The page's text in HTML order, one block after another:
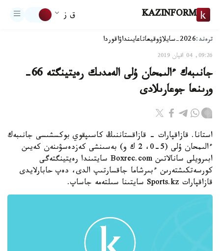
KAZINFORM ق ز
ترەند:2026-سايلاۋ وقيعاتاعايىنداۋاقوردا
09:26, 04 اقپان 2019
جانىبەك ءالىمحان ۇلى الەمدىك رەيتينگتە 66-
ورىنعا جوعارىلادى
استانا. قازاقپارات - قازاقستاننىڭ كاسىپقوي بوكسشىسى جانىبەك
ءالىمحان ۇلى (5-0، 2 ك و) بەسىنشى كەزدەسۋىنەن كەيىن
ابىرويلى سانالاتىن Boxrec.com سايتىندا رەيتينگتەگى
كورسەتكىشتەرىن ءبىرشاما جاقسارتىپ الدى، دەپ حابارلايدى
قازاقپارات Sports.kz سايتىنا سىلتەمە جاساپ.